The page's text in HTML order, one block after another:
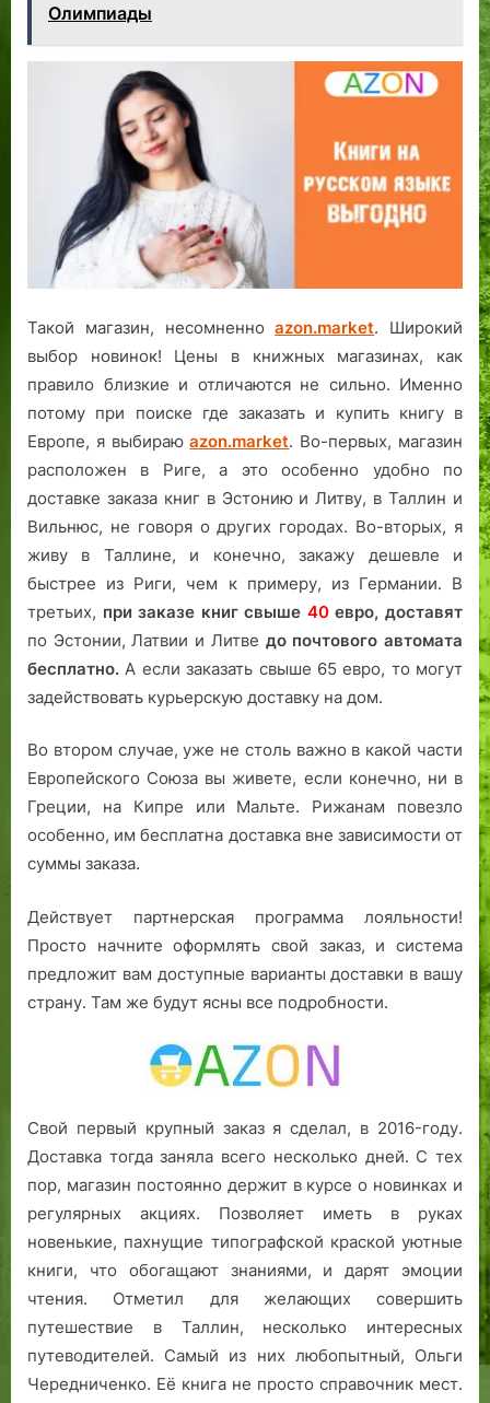
Олимпиады
Такой магазин, несомненноazon.market. Широкий
выбор новинок! Цены в книжных магазинах, как
правило близкие и отличаются не сильно. Именно
потому при поиске где заказать и купить книгу в
Европе, я выбираюazon.market. Во-первых, магазин
расположен в Риге, а это особенно удобно по
доставке заказа книг в Эстонию и Литву, в Таллин и
Вильнюс, не говоря о других городах. Во-вторых, я
живу в Таллине, и конечно, закажу дешевле и
быстрее из Риги, чем к примеру, из Германии. В
третьих, при заказе книг свыше 40евро, доставят
по Эстонии, Латвии и Литве до почтового автомата
бесплатно. А если заказать свыше 65 евро, то могут
задействовать курьерскую доставку на дом.
Во втором случае, уже не столь важно в какой части
Европейского Союза вы живете, если конечно, ни в
Греции, на Кипре или Мальте. Рижанам повезло
особенно, им бесплатна доставка вне зависимости от
суммы заказа.
Действует партнерская программа лояльности!
Просто начните оформлять свой заказ, и система
предложит вам доступные варианты доставки в вашу
страну. Там же будут ясны все подробности.
Свой первый крупный заказ я сделал, в 2016-году.
Доставка тогда заняла всего несколько дней. С тех
пор, магазин постоянно держит в курсе о новинках и
регулярных акциях. Позволяет иметь в руках
новенькие, пахнущие типографской краской уютные
книги, что обогащают знаниями, и дарят эмоции
чтения. Отметил для желающих совершить
путешествие в Таллин, несколько интересных
путеводителей. Самый из них любопытный, Ольги
Чередниченко. Её книга не просто справочник мест.